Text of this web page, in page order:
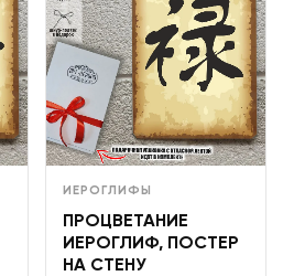
ИЕРОГЛИФЫ
ПРОЦВЕТАНИЕ
ИЕРОГЛИФ, ПОСТЕР
НА СТЕНУ